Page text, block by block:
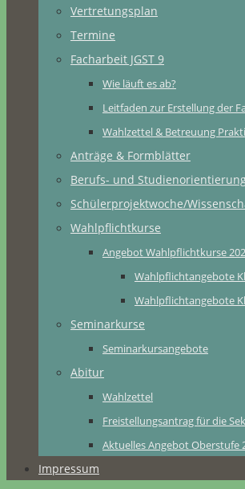
Vertretungsplan
Termine
Facharbeit JGST 9
Wie läuft es ab?
Leitfaden zur Erstellung der
Wahlzettel & Betreuung
Anträge & Formblätter
Berufs- und
Schülerprojektwoche/
Wahlpflichtkurse
Angebot Wahlpflichtkurse
Wahlpflichtangebote
Wahlpflichtangebote
Seminarkurse
Seminarkursangebote
Abitur
Wahlzettel
Freistellungsantrag für die
Aktuelles Angebot Oberstufe
Impressum